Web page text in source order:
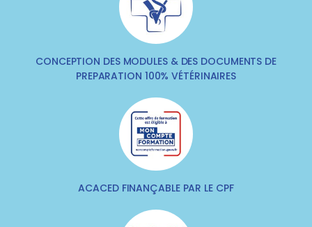
CONCEPTION DES MODULES & DES DOCUMENTS DE
PREPARATION 100% VÉTÉRINAIRES
ACACED FINANÇABLE PAR LE CPF